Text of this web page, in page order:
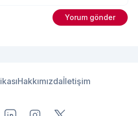
Hakkımızdaİletişim